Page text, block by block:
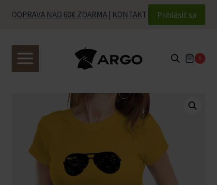
DOPRAVA NAD 60€ ZDARMA | KONTAKT Prihlásiť sa
0